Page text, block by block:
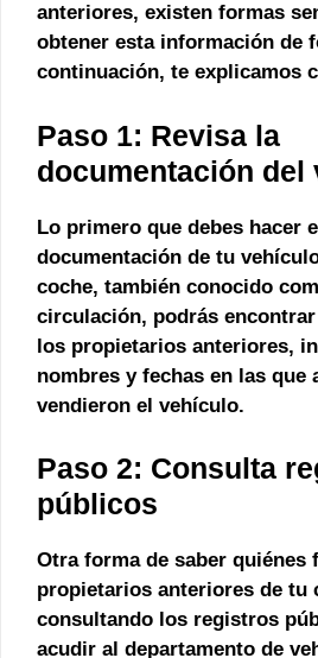
anteriores, existen formas
obtener esta información de
continuación, te explicamos
Paso 1: Revisa la
documentación del
Lo primero que debes hacer
documentación de tu
coche, también conocido
circulación, podrás
los propietarios anteriores,
nombres y fechas en las que
vendieron el vehículo.
Paso 2: Consulta
públicos
Otra forma de saber quiénes
propietarios anteriores de tu
consultando los registros
acudir al departamento de